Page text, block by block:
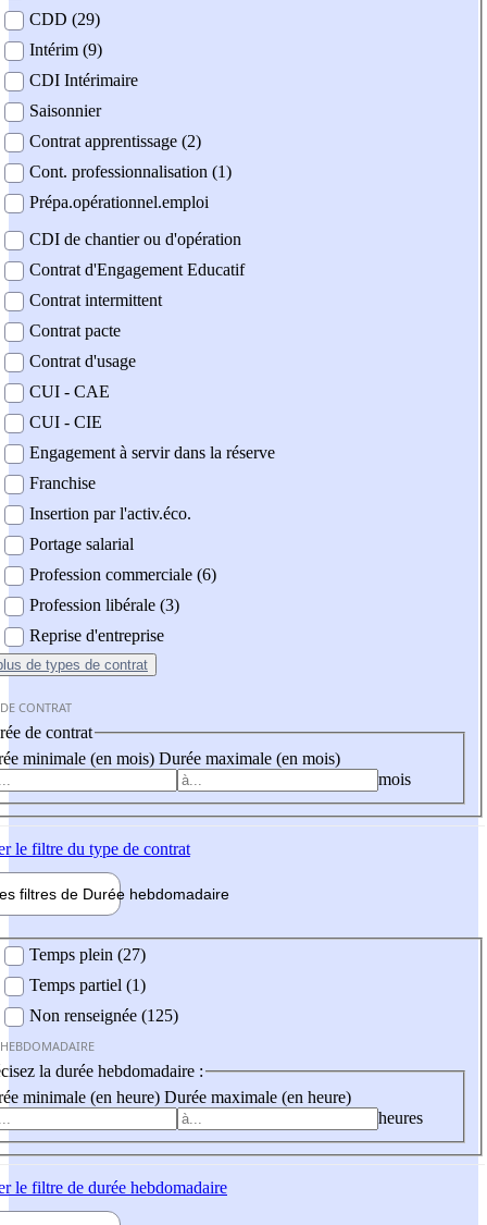
CDD (29)
Intérim (9)
CDI Intérimaire
Saisonnier
Contrat apprentissage (2)
Cont. professionnalisation (1)
Prépa.opérationnel.emploi
CDI de chantier ou d'opération
Contrat d'Engagement Educatif
Contrat intermittent
Contrat pacte
Contrat d'usage
CUI - CAE
CUI - CIE
Engagement à servir dans la réserve
Franchise
Insertion par l'activ.éco.
Portage salarial
Profession commerciale (6)
Profession libérale (3)
Reprise d'entreprise
de types de contrat
CONTRAT
de contrat
minimale (en mois) Durée maximale (en mois)
mois
le filtre du type de contrat
filtres de Durée hebdomadaire
Temps plein (27)
Temps partiel (1)
Non renseignée (125)
la durée hebdomadaire :
minimale (en heure) Durée maximale (en heure)
heures
le filtre de durée hebdomadaire